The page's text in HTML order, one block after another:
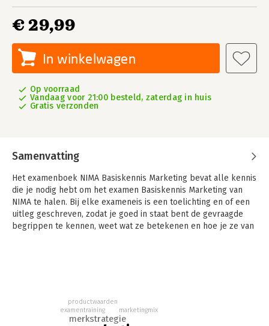
€ 29,99
In winkelwagen
Op voorraad
Vandaag voor 21:00 besteld, zaterdag in huis
Gratis verzonden
Samenvatting
Het examenboek NIMA Basiskennis Marketing bevat alle kennis
die je nodig hebt om het examen Basiskennis Marketing van
NIMA te halen. Bij elke exameneis is een toelichting en of een
uitleg geschreven, zodat je goed in staat bent de gevraagde
begrippen te kennen, weet wat ze betekenen en hoe je ze van
groeistrategieën en de swot-analyse, modellen voor het
analyseren van de externe omgeving, de markt, de bedrijfstak,
merkstrategie
examentraining
productwaarden
marketingmix